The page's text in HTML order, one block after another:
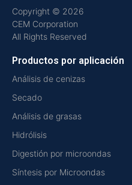
Copyright © 2026
CEM Corporation
All Rights Reserved
Productos por aplicación
Análisis de cenizas
Secado
Análisis de grasas
Hidrólisis
Digestión por microondas
Síntesis por Microondas